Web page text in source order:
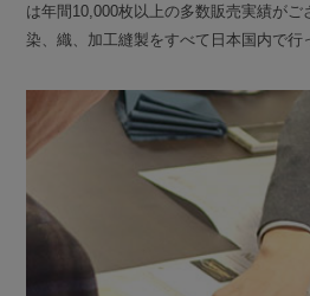
は年間10,000枚以上の多数販売実績がご
染、織、加工縫製をすべて日本国内で行